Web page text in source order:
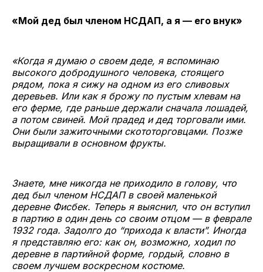
«Мой дед был членом НСДАП, а я — его внук»
«Когда я думаю о своем деде, я вспоминаю
высокого добродушного человека, стоящего
рядом, пока я сижу на одном из его сливовых
деревьев. Или как я брожу по пустым хлевам на
его ферме, где раньше держали сначала лошадей,
а потом свиней. Мой прадед и дед торговали ими.
Они были зажиточными скототорговцами. Позже
выращивали в основном фрукты.
Знаете, мне никогда не приходило в голову, что
дед был членом НСДАП в своей маленькой
деревне Фисбек. Теперь я выяснил, что он вступил
в партию в один день со своим отцом — в феврале
1932 года. Задолго до “прихода к власти”. Иногда
я представляю его: как он, возможно, ходил по
деревне в партийной форме, гордый, словно в
своем лучшем воскресном костюме.